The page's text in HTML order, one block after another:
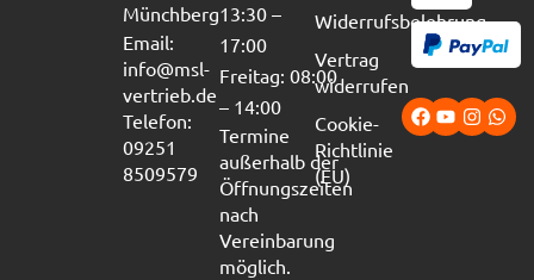
Münchberg
Email:
info@msl-
vertrieb.de
Telefon:
09251
8509579
13:30 –
17:00
Freitag: 08:00
– 14:00
Termine
außerhalb der
Öffnungszeiten
nach
Vereinbarung
möglich.
Widerrufsbelehrung
Vertrag
widerrufen
Cookie-
Richtlinie
(EU)